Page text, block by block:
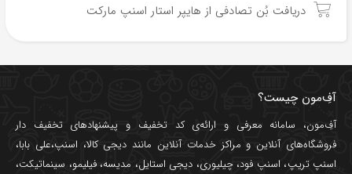
دریافت بُن تصادفی از هایپر استار اسنپ مارکت
آفِ‌مون چیست؟
آفِ‌مون، سامانه معرفی و ارائه‌یکد تخفیف و پیشنهادهای تخفیف دار
فروشگاه‌های آنلاین و مراکز خدمات آنلاین مانند دیجی کالا، اسنپ،علی بابا،
اسنپ تریپ، اسنپ فود،چیلیوری، دیجی استایل، مدیسه،فیلیمو، سینماتیکت،